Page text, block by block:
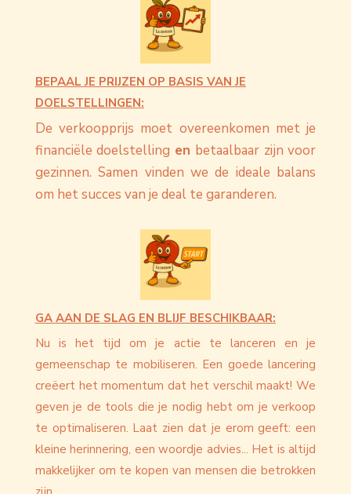
BEPAAL JE PRIJZEN OP BASIS VAN JE
DOELSTELLINGEN:
De verkoopprijs moet overeenkomen met je
financiële doelstelling en betaalbaar zijn voor
gezinnen. Samen vinden we de ideale balans
om het succes van je deal te garanderen.
GA AAN DE SLAG EN BLIJF BESCHIKBAAR:
Nu is het tijd om je actie te lanceren en je
gemeenschap te mobiliseren. Een goede lancering
creëert het momentum dat het verschil maakt! We
geven je de tools die je nodig hebt om je verkoop
te optimaliseren. Laat zien dat je erom geeft: een
kleine herinnering, een woordje advies... Het is altijd
makkelijker om te kopen van mensen die betrokken